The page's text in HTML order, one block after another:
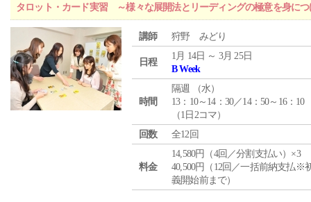
タロット・カード実習 ～様々な展開法とリーディングの極意を身につ
講師 狩野 みどり
日程
1月 14日 ～ 3月 25日
B Week
時間
隔週 （水）
13：10～14：30／14：50～16：10
（1日2コマ）
回数
全12回
料金
14,580円（4回／分割支払い）×3
40,500円（12回／一括前納支払※
義開始前まで）